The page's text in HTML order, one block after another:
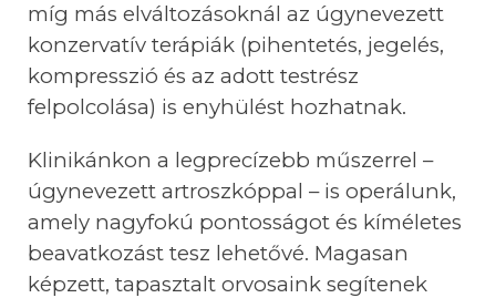
míg más elváltozásoknál az úgynevezett
konzervatív terápiák (pihentetés, jegelés,
kompresszió és az adott testrész
felpolcolása) is enyhülést hozhatnak.
Klinikánkon a legprecízebb műszerrel –
úgynevezett artroszkóppal – is operálunk,
amely nagyfokú pontosságot és kíméletes
beavatkozást tesz lehetővé. Magasan
képzett, tapasztalt orvosaink segítenek